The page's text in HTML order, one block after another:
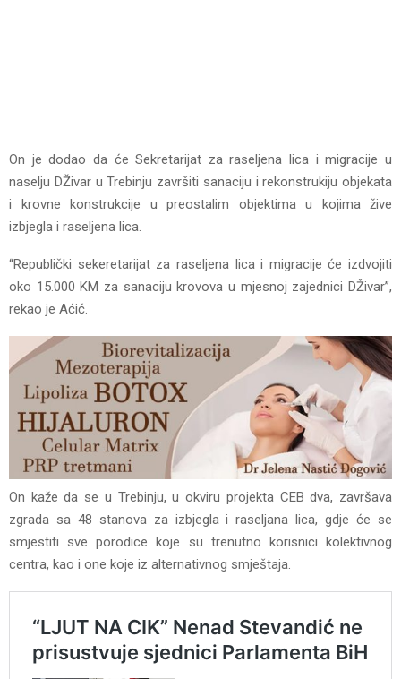
On je dodao da će Sekretarijat za raseljena lica i migracije u
naselju DŽivar u Trebinju završiti sanaciju i rekonstrukiju objekata
i krovne konstrukcije u preostalim objektima u kojima žive
izbjegla i raseljena lica.
“Republički sekeretarijat za raseljena lica i migracije će izdvojiti
oko 15.000 KM za sanaciju krovova u mjesnoj zajednici DŽivar”,
rekao je Aćić.
On kaže da se u Trebinju, u okviru projekta CEB dva, završava
zgrada sa 48 stanova za izbjegla i raseljana lica, gdje će se
smjestiti sve porodice koje su trenutno korisnici kolektivnog
centra, kao i one koje iz alternativnog smještaja.